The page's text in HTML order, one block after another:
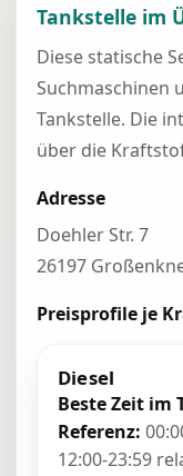
Tankstelle im
Diese statische
Suchmaschinen
Tankstelle. Die
über die
Adresse
Doehler Str. 7
26197
Preisprofile je
Diesel
Beste Zeit im
Referenz:
12:00-23:59